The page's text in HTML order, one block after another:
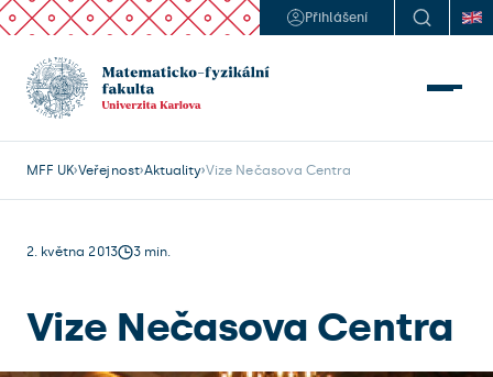
Přihlášení
MFF UK Veřejnost Aktuality Vize Nečasova Centra
2. května 2013 3 min.
Vize Nečasova Centra